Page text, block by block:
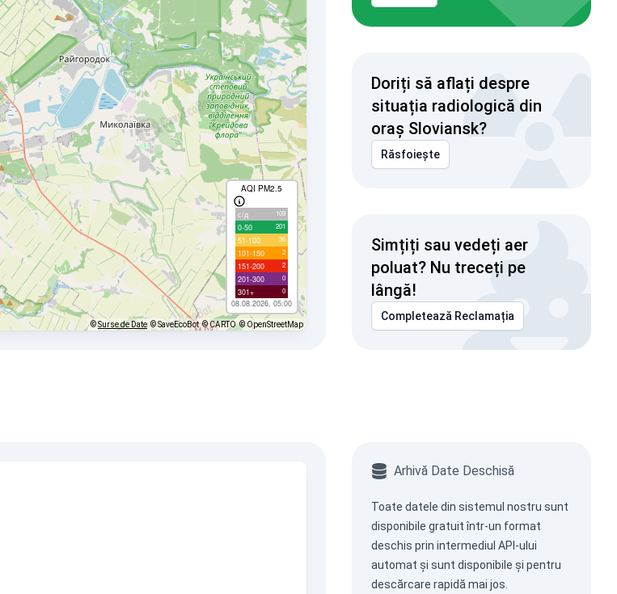
AQI PM2.5
с/д 109
0-50 201
51-100 36
101-150 2
151-200 2
201-300 0
301+ 0
08.08.2026, 05:00
©Surse de Date © SaveEcoBot © CARTO © OpenStreetMap
Doriți să aflați despre
situația radiologică din
oraș Sloviansk?
Răsfoiește
Simțiți sau vedeți aer
poluat? Nu treceți pe
lângă!
Completează Reclamația
Arhivă Date Deschisă
Toate datele din sistemul nostru sunt
disponibile gratuit într-un format
deschis prin intermediul API-ului
automat și sunt disponibile și pentru
descărcare rapidă mai jos.